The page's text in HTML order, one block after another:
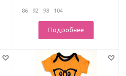
86 92 98 104
Подробнее